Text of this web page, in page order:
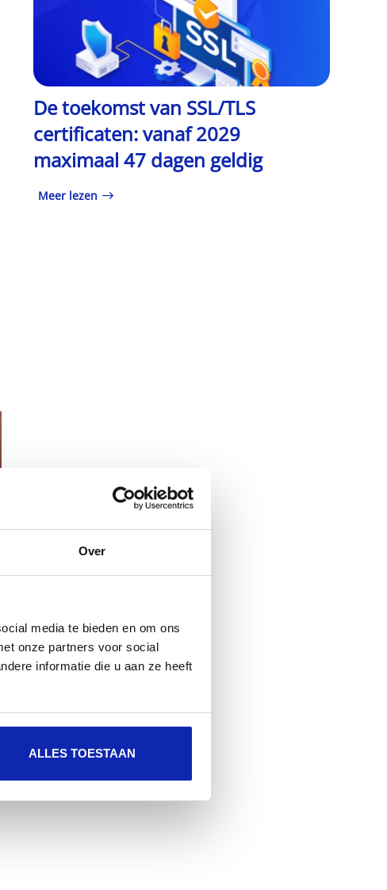
Over
media te bieden en om ons
onze partners voor social
informatie die u aan ze heeft
ALLES TOESTAAN
De toekomst van SSL/TLS
certificaten: vanaf 2029
maximaal 47 dagen geldig
Meer lezen